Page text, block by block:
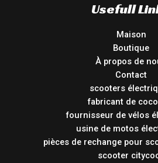
Usefull
Maison
Boutique
À propos de
Contact
scooters
fabricant de
fournisseur de vélos
usine de motos
pièces de rechange pour
scooter